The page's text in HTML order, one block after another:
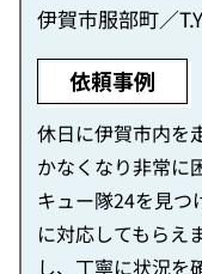
伊賀市服部町／
依頼事例
休日に伊賀市内を
かなくなり非常に
キュー隊24を見つ
に対応してもらえ
し、丁寧に状況を